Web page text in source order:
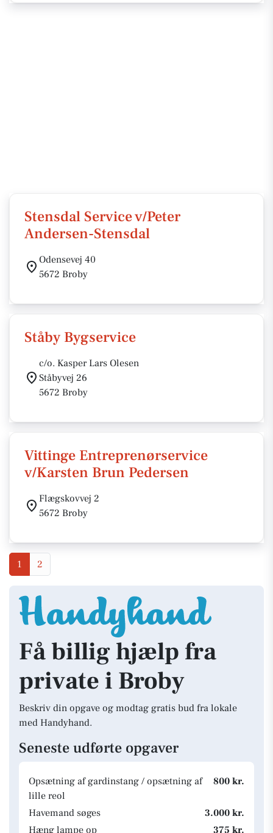
Stensdal Service v/Peter
Andersen-Stensdal
Odensevej 40
5672 Broby
Ståby Bygservice
c/o. Kasper Lars Olesen
Ståbyvej 26
5672 Broby
Vittinge Entreprenørservice
v/Karsten Brun Pedersen
Flægskovvej 2
5672 Broby
1 2
Få billig hjælp fra
private i Broby
Beskriv din opgave og modtag gratis bud fra lokale
med Handyhand.
Seneste udførte opgaver
Opsætning af gardinstang / opsætning af
lille reol
800 kr.
Havemand søges
3.000 kr.
Hæng lampe op
375 kr.